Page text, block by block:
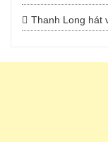
Thanh Long hát